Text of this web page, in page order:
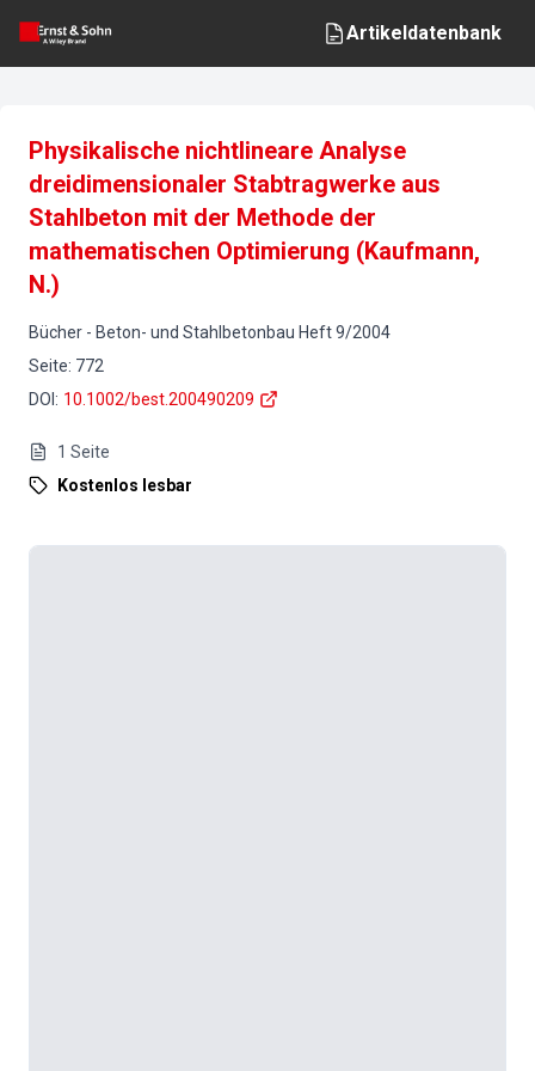
Artikeldatenbank
Physikalische nichtlineare Analyse
dreidimensionaler Stabtragwerke aus
Stahlbeton mit der Methode der
mathematischen Optimierung (Kaufmann,
N.)
Bücher - Beton- und Stahlbetonbau Heft9/2004
Seite: 772
DOI : 10.1002/best.200490209
1 Seite
Kostenlos lesbar